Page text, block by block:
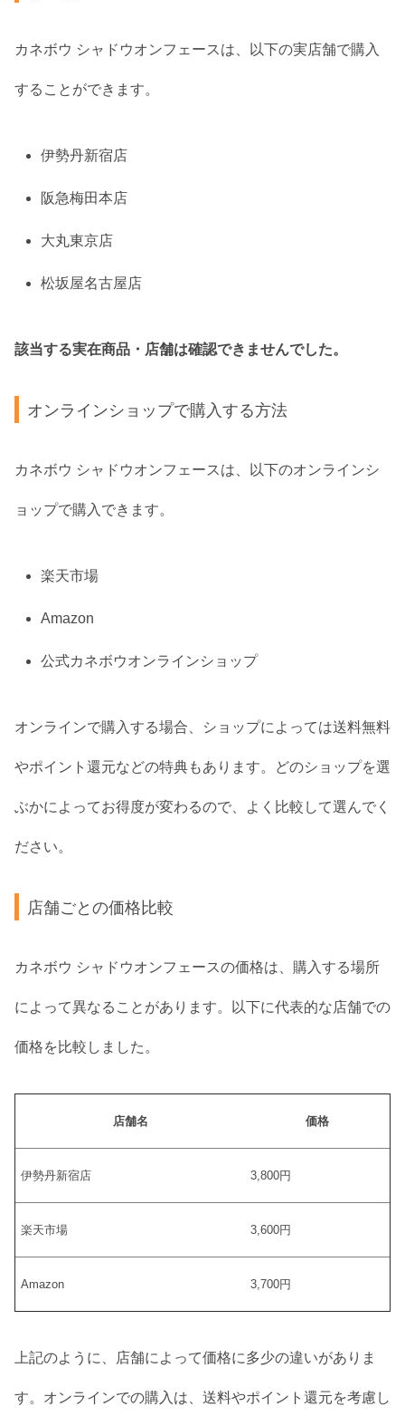
カネボウ シャドウオンフェースは、以下の実店舗で購入
することができます。
伊勢丹新宿店
阪急梅田本店
大丸東京店
松坂屋名古屋店
該当する実在商品・店舗は確認できませんでした。
オンラインショップで購入する方法
カネボウ シャドウオンフェースは、以下のオンラインシ
ョップで購入できます。
楽天市場
Amazon
公式カネボウオンラインショップ
オンラインで購入する場合、ショップによっては送料無料
やポイント還元などの特典もあります。どのショップを選
ぶかによってお得度が変わるので、よく比較して選んでく
ださい。
店舗ごとの価格比較
カネボウ シャドウオンフェースの価格は、購入する場所
によって異なることがあります。以下に代表的な店舗での
価格を比較しました。
店舗名 価格
伊勢丹新宿店 3,800円
楽天市場 3,600円
Amazon 3,700円
上記のように、店舗によって価格に多少の違いがありま
す。オンラインでの購入は、送料やポイント還元を考慮し